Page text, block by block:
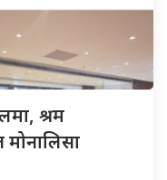
श्रम
मोनालिसा